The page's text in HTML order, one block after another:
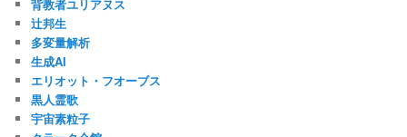
背教者ユリアヌス
辻邦生
多変量解析
生成AI
エリオット・フオーブス
黒人霊歌
宇宙素粒子